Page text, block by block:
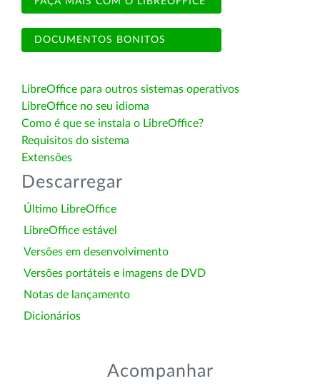
DOCUMENTOS BONITOS
LibreOffice para outros sistemas operativos
LibreOffice no seu idioma
Como é que se instala o LibreOffice?
Requisitos do sistema
Extensões
Descarregar
Último LibreOffice
LibreOffice estável
Versões em desenvolvimento
Versões portáteis e imagens de DVD
Notas de lançamento
Dicionários
Acompanhar